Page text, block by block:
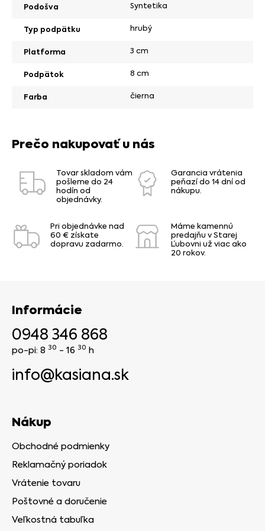
Podošva Syntetika
Typ podpätku hrubý
Platforma 3 cm
Podpätok 8 cm
Farba čierna
Prečo nakupovať u nás
Tovar skladom vám
pošleme do 24
hodín od
objednávky.
Garancia vrátenia
peňazí do 14 dní od
nákupu.
Pri objednávke nad
60 € získate
dopravu zadarmo.
Máme kamennú
predajňu v Starej
Ľubovni už viac ako
20 rokov.
Informácie
0948 346 868
po-pi: 8 30 - 16 30 h
info@kasiana.sk
Nákup
Obchodné podmienky
Reklamačný poriadok
Vrátenie tovaru
Poštovné a doručenie
Veľkostná tabuľka